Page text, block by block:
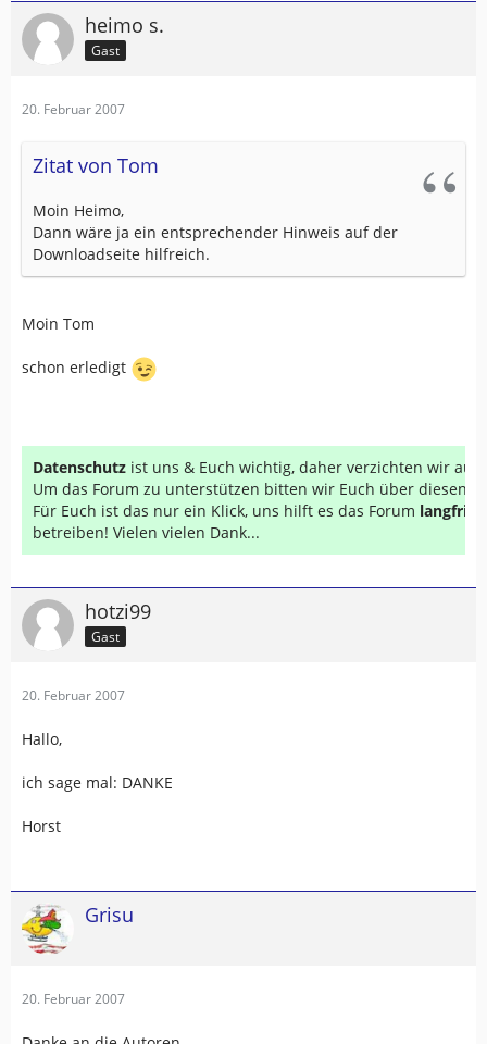
heimo s.
Gast
20. Februar 2007
Zitat von Tom
Moin Heimo,
Dann wäre ja ein entsprechender Hinweis auf der
Downloadseite hilfreich.
Moin Tom
schon erledigt
Datenschutz ist uns & Euch wichtig, daher verzichten wir auf
Um das Forum zu unterstützen bitten wir Euch über diesen
Für Euch ist das nur ein Klick, uns hilft es das Forum
betreiben! Vielen vielen Dank...
hotzi99
Gast
20. Februar 2007
Hallo,
ich sage mal: DANKE
Horst
Grisu
20. Februar 2007